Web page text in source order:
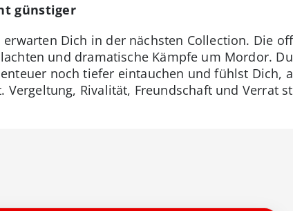
günstiger
Dich in der nächsten Collection. Die
und dramatische Kämpfe um Mordor.
noch tiefer eintauchen und fühlst Dich,
Rivalität, Freundschaft und Verrat